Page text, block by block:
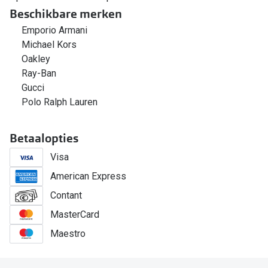
Beschikbare merken
Emporio Armani
Michael Kors
Oakley
Ray-Ban
Gucci
Polo Ralph Lauren
Betaalopties
Visa
American Express
Contant
MasterCard
Maestro